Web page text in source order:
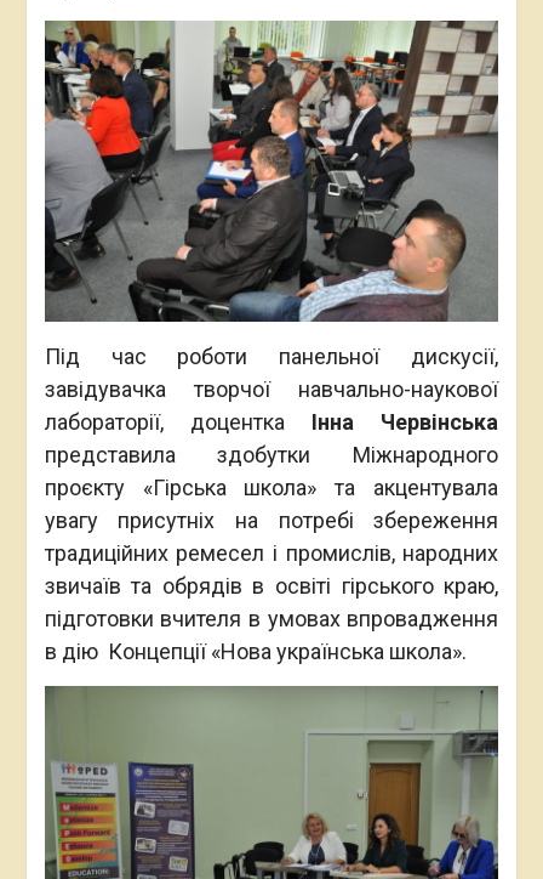
Під час роботи панельної дискусії,
завідувачка творчої навчально-наукової
лабораторії, доцентка Інна Червінська
представила здобутки Міжнародного
проєкту «Гірська школа» та акцентувала
увагу присутніх на потребі збереження
традиційних ремесел і промислів, народних
звичаїв та обрядів в освіті гірського краю,
підготовки вчителя в умовах впровадження
в дію Концепції «Нова українська школа».